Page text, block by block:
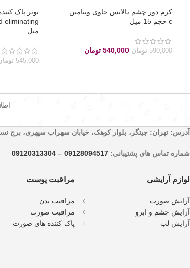
کرم دور چشم بالانس حاوی ویتامین
c حجم 15 میل
590,000 تومان 540,000 تومان
تونر پاک
میل
545,000
آدرس: تهران: چیتگر، بلوار کوهک، خیابان سهراب سپهری، برج
شماره تماس های پشتیبانی: 09128094517
–
09120313304
لوازم آرایشی
آرایش صورت
آرایش چشم و ابرو
آرایش لب
مراقبت پوست
مراقبت بدن
مراقبت صورت
پاک کننده های صورت